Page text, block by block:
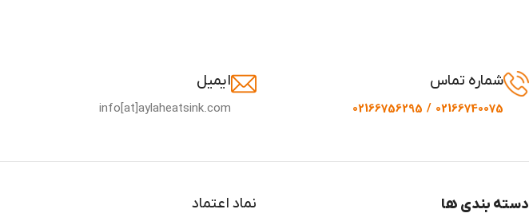
شماره تماس
02166740075 / 02166756295
ایمیل
info[at]aylaheatsink.com
دسته بندی ها نماد اعتماد